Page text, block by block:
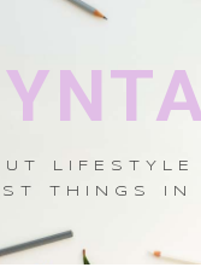
LIFESTYLE
THINGS IN